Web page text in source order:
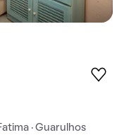
· Guarulhos